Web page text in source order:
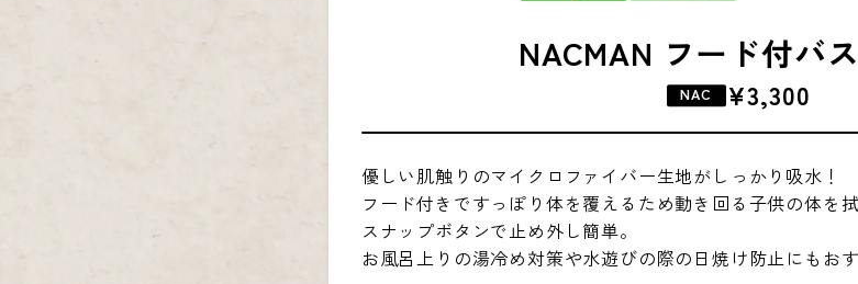
NACMAN フード付バ
NAC ¥3,300
優しい肌触りのマイクロファイバー生地がしっかり吸水！
フード付きですっぽり体を覆えるため動き回る子供の体を
スナップボタンで止め外し簡単。
お風呂上りの湯冷め対策や水遊びの際の日焼け防止にもおす